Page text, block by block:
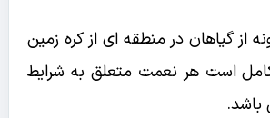
از گیاهان در منطقه ای از کره زمین
است هر نعمت متعلق به شرایط